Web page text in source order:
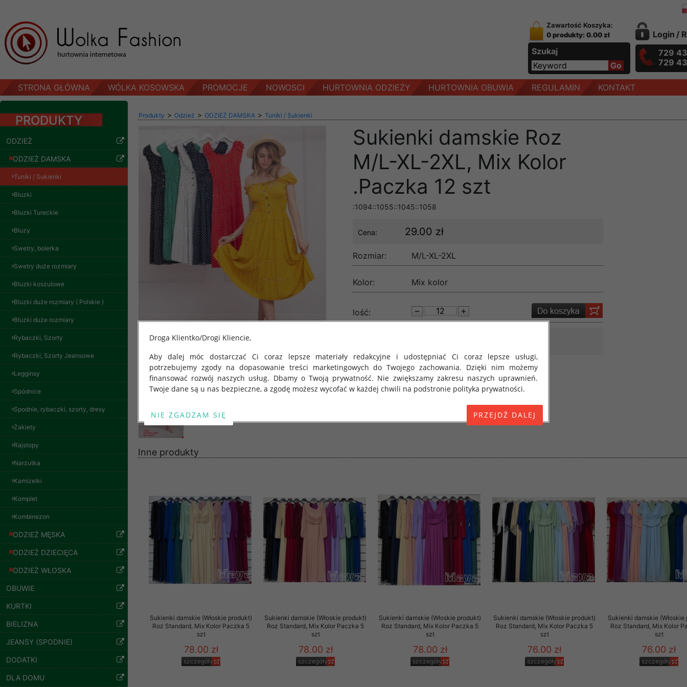
Zawartość Koszyka:
0 produkty: 0.00 zł
Szukaj
Login /
729
729
STRONA GŁÓWNA WÓLKA KOSOWSKA PROMOCJE NOWOSCI HURTOWNIA ODZIEŻY HURTOWNIA OBUWIA REGULAMIN KONTAKT
PRODUKTY
ODZIEŻ
ODZIEŻ DAMSKA
Tuniki / Sukienki
Bluzki
Bluzki Tureckie
Bluzy
Swetry, bolerka
Swetry duże rozmiary
Bluzki koszulowe
Bluzki duże rozmiary ( Polskie )
Bluzki duże rozmiary
Rybaczki, Szorty
Rybaczki, Szorty Jeansowe
Legginsy
Spódnice
Spodnie, rybaczki, szorty, dresy
Żakiety
Rajstopy
Narzutka
Kamizelki
Komplet
Kombinezon
ODZIEŻ MĘSKA
ODZIEŻ DZIECIĘCA
ODZIEŻ WŁOSKA
OBUWIE
KURTKI
BIELIZNA
JEANSY (SPODNIE)
DODATKI
DLA DOMU
Paczka 10 szt
Bluzy damskie Roz
L-3XL. 1 kolor.
54.00 zł
Produkty > Odzież > ODZIEŻ DAMSKA > Tuniki / Sukienki
Sukienki damskie Roz
M/L-XL-2XL, Mix Kolor
.Paczka 12 szt
:1094::1055::1045::1058
Cena: 29.00 zł
Rozmiar: M/L-XL-2XL
Kolor: Mix kolor
lość:
Inne produkty
Sukienki damskie (Włoskie produkt)
Roz Standard, Mix Kolor Paczka 5
szt
78.00 zł
szczegóły
Sukienki damskie (Włoskie produkt)
Roz Standard, Mix Kolor Paczka 5
szt
78.00 zł
szczegóły
Sukienki damskie (Włoskie produkt)
Roz Standard, Mix Kolor Paczka 5
szt
78.00 zł
szczegóły
Sukienki damskie (Włoskie produkt)
Roz Standard, Mix Kolor Paczka 5
szt
76.00 zł
szczegóły
Sukienki damskie (Włoskie
Roz Standard, Mix Kolor
szt
76.00 zł
szczegóły
Droga Klientko/Drogi Kliencie,
Aby dalej móc dostarczać Ci coraz lepsze materiały redakcyjne i udostępniać Ci coraz lepsze usługi,
potrzebujemy zgody na dopasowanie treści marketingowych do Twojego zachowania. Dzięki nim możemy
finansować rozwój naszych usług. Dbamy o Twoją prywatność. Nie zwiększamy zakresu naszych uprawnień.
Twoje dane są u nas bezpieczne, a zgodę możesz wycofać w każdej chwili na podstronie polityka prywatności.
Od 25 maja 2018 roku obowiązuje Rozporządzenie Parlamentu Europejskiego i Rady (UE) 2016/679 z dnia 27
kwietnia 2016 r. w sprawie ochrony osób fizycznych w związku z przetwarzaniem danych osobowych i w sprawie
swobodnego przepływu takich danych oraz uchylenia dyrektywy 95/46/WE (określane jako "RODO", "ORODO",
"GDPR" lub "Ogólne Rozporządzenie o Ochronie Danych"). W związku z tym chcielibyśmy poinformować Cię o
przetwarzaniu Twoich danych oraz zasadach, na jakich odbywa się to po dniu 25 maja 2018 roku. Poniżej
Jeżeli klikniesz przycisk „Przejdź dalej” lub zamkniesz to okno, to wyrazisz zgodę na przetwarzanie przez OMEZ
GROUP
Sp. z o.o.
Wyrażenie zgody jest dobrowolne. Zgodę możesz w każdym momencie wycofać . Pamiętaj, że wycofanie zgody nie
wpływa na zgodność z prawem przetwarzania dokonanego wcześniej.
Dodatkowe informacje, w tym o przysługujących uprawnieniach (prawo dostępu, sprostowania oraz usunięcia
Twoich danych, ograniczenia ich przetwarzania, prawo do ich przenoszenia, niepodlegania zautomatyzowanemu
podejmowaniu decyzji, w tym profilowaniu, a także prawo wyrażenia sprzeciwu wobec przetwarzania Twoich
Polityka prywatności
Polityka prywatności sklepu
Zapewniamy naszym Klientom pełne poszanowanie ich prywatności oraz ochronę ich danych osobowych.